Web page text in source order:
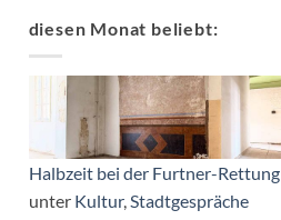
diesen Monat beliebt:
Halbzeit bei der Furtner-Rettung
unter Kultur,Stadtgespräche